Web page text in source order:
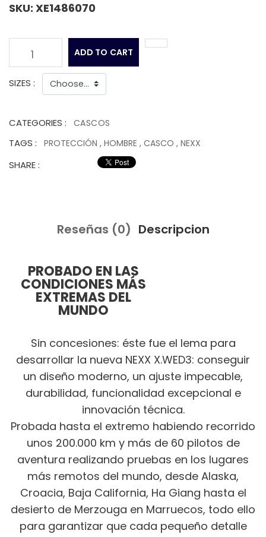
SKU: XE1486070
1 ADD TO CART
SIZES :
CATEGORIES : CASCOS
TAGS : PROTECCIÓN , HOMBRE , CASCO , NEXX
SHARE :
Reseñas (0) Descripcion
PROBADO EN LAS
CONDICIONES MÁS
EXTREMAS DEL
MUNDO
Sin concesiones: éste fue el lema para
desarrollar la nueva NEXX X.WED3: conseguir
un diseño moderno, un ajuste impecable,
durabilidad, funcionalidad excepcional e
innovación técnica.
Probada hasta el extremo habiendo recorrido
unos 200.000 km y más de 60 pilotos de
aventura realizando pruebas en los lugares
más remotos del mundo, desde Alaska,
Croacia, Baja California, Ha Giang hasta el
desierto de Merzouga en Marruecos, todo ello
para garantizar que cada pequeño detalle